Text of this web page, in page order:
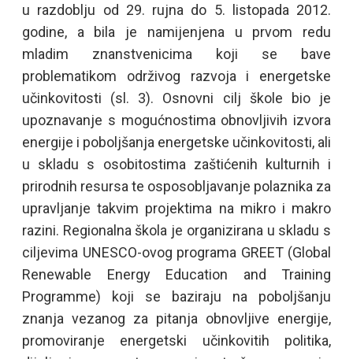
u razdoblju od 29. rujna do 5. listopada 2012.
godine, a bila je namijenjena u prvom redu
mladim znanstvenicima koji se bave
problematikom održivog razvoja i energetske
učinkovitosti (sl. 3). Osnovni cilj škole bio je
upoznavanje s mogućnostima obnovljivih izvora
energije i poboljšanja energetske učinkovitosti, ali
u skladu s osobitostima zaštićenih kulturnih i
prirodnih resursa te osposobljavanje polaznika za
upravljanje takvim projektima na mikro i makro
razini. Regionalna škola je organizirana u skladu s
ciljevima UNESCO-ovog programa GREET (Global
Renewable Energy Education and Training
Programme) koji se baziraju na poboljšanju
znanja vezanog za pitanja obnovljive energije,
promoviranje energetski učinkovitih politika,